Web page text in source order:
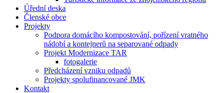
Úřední deska
Členské obce
Projekty
Podpora domácího kompostování, pořízení vratného
nádobí a kontejnerů na separované odpady
Projekt Modernizace TAR
fotogalerie
Předcházení vzniku odpadů
Projekty spolufinancované JMK
Kontakt